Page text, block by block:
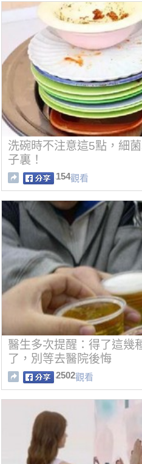
洗碗時不注意這5點，細
子裏！
154觀看
醫生多次提醒：得了這幾
了，別等去醫院後悔
2502觀看